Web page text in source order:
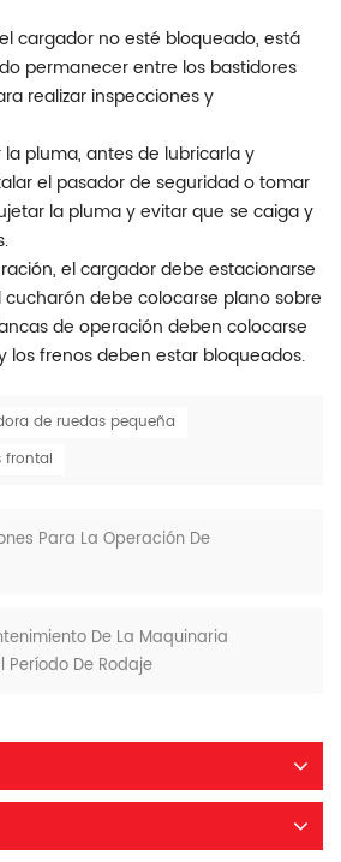
cargador no esté bloqueado, está
permanecer entre los bastidores
realizar inspecciones y
la pluma, antes de lubricarla y
el pasador de seguridad o tomar
la pluma y evitar que se caiga y
el cargador debe estacionarse
debe colocarse plano sobre
de operación deben colocarse
los frenos deben estar bloqueados.
de ruedas pequeña
frontal
Para La Operación De
De La Maquinaria
De Rodaje